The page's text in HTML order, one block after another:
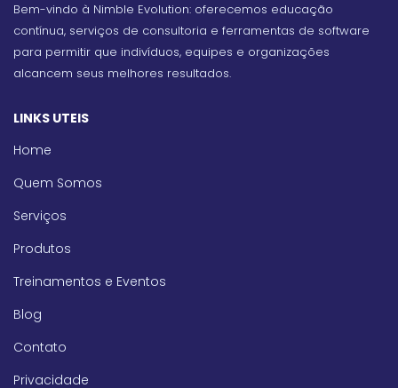
Bem-vindo à Nimble Evolution: oferecemos educação
contínua, serviços de consultoria e ferramentas de software
para permitir que indivíduos, equipes e organizações
alcancem seus melhores resultados.
LINKS UTEIS
Home
Quem Somos
Serviços
Produtos
Treinamentos e Eventos
Blog
Contato
Privacidade